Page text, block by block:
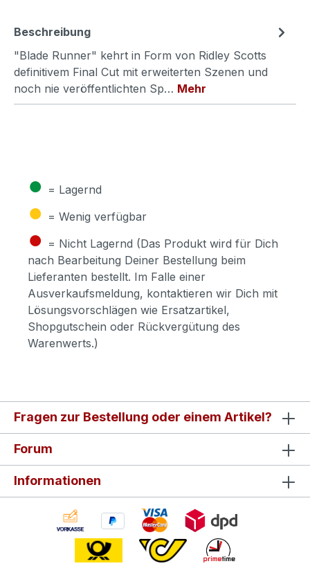
Beschreibung
"Blade Runner" kehrt in Form von Ridley Scotts
definitivem Final Cut mit erweiterten Szenen und
noch nie veröffentlichten Sp… Mehr
● = Lagernd
● = Wenig verfügbar
● = Nicht Lagernd (Das Produkt wird für Dich
nach Bearbeitung Deiner Bestellung beim
Lieferanten bestellt. Im Falle einer
Ausverkaufsmeldung, kontaktieren wir Dich mit
Lösungsvorschlägen wie Ersatzartikel,
Shopgutschein oder Rückvergütung des
Warenwerts.)
Fragen zur Bestellung oder einem Artikel?
Forum
Informationen